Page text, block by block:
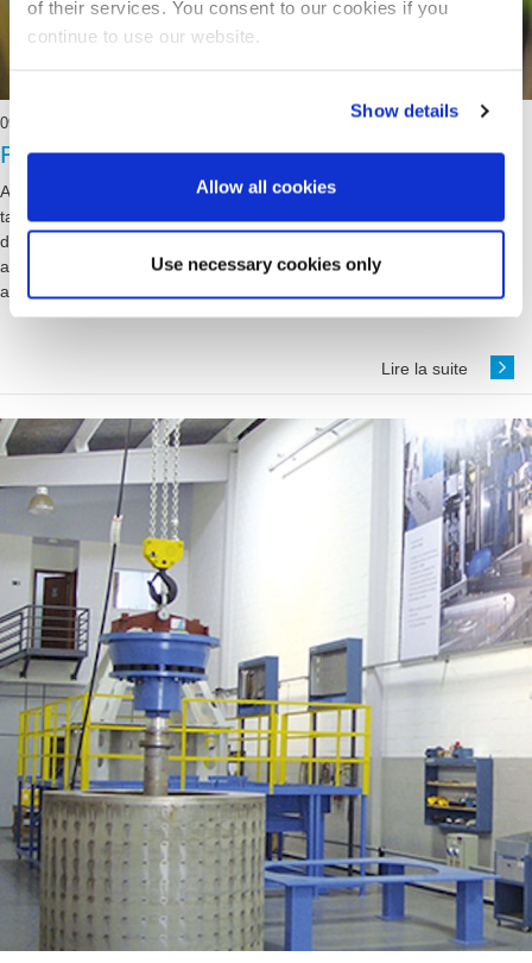
of their services. You consent to our cookies if you
continue to use our website.
Show details
Allow all cookies
Use necessary cookies only
09.08.2017
Plus d'efficacité face à la concurrence
Au cours des 30 années passées, BMA s'est établie en Indonésie en
tant que partenaire en matière de technologie et d'équipement. BMA
dispose d'excellentes références dans les secteurs privé et public
après y avoir installé plus de 200 centrifugeuses, 30 pompes, 20
appareils à cuire discontinus, quatre sécheurs, un diffuseur.
Lire la suite